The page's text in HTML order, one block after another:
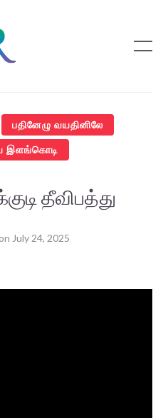
பதினேழு வயதினிலே
இளங்கொடி
தீவிபத்து
on July 24, 2025